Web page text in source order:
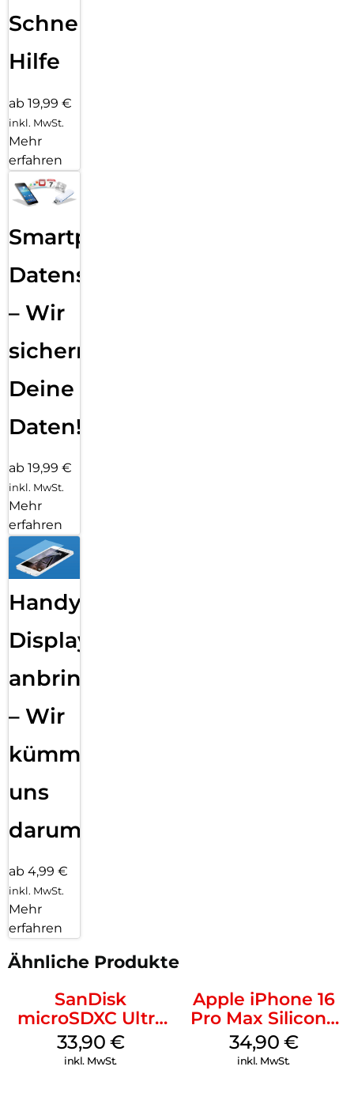
Schnelle
Hilfe
ab 19,99 €
inkl. MwSt.
Mehr
erfahren
Smartphone
Datensicherung
– Wir
sichern
Deine
Daten!
ab 19,99 €
inkl. MwSt.
Mehr
erfahren
Handy
Displayfolie
anbringen
– Wir
kümmern
uns
darum!
ab 4,99 €
inkl. MwSt.
Mehr
erfahren
Ähnliche Produkte
SanDisk
microSDXC Ultra
128 GB + Adapter
Mobile
33,90 €
inkl. MwSt.
Apple iPhone 16
Pro Max Silicone
Case MagSafe
Denim
34,90 €
inkl. MwSt.